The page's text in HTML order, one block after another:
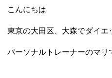
こんにちは
東京の大田区、大森でダイエ
パーソナルトレーナーのマリ